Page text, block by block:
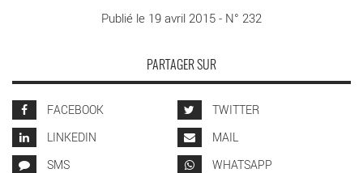
Publié le 19 avril 2015 - N° 232
PARTAGER SUR
FACEBOOK
TWITTER
LINKEDIN
MAIL
SMS
WHATSAPP